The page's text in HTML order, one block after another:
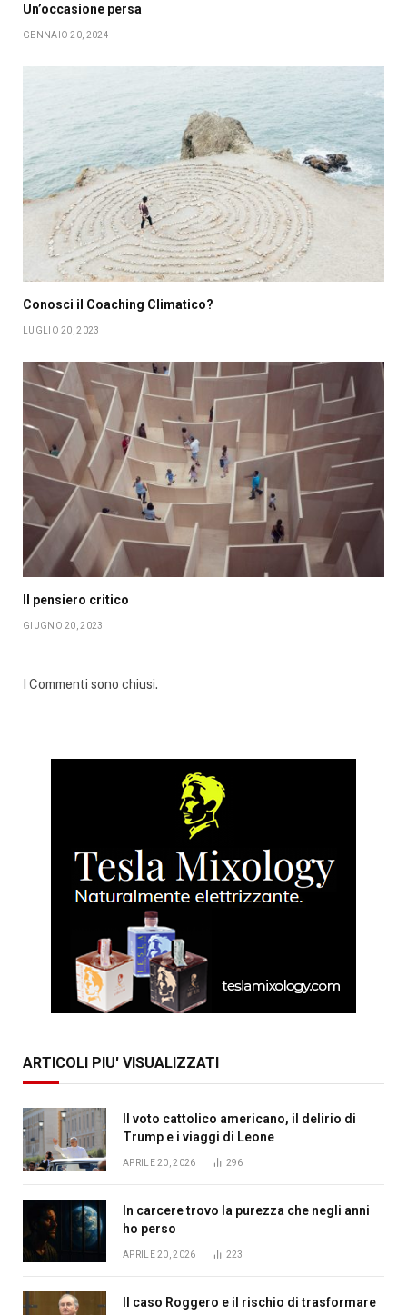
Un’occasione persa
GENNAIO 20, 2024
Conosci il Coaching Climatico?
LUGLIO 20, 2023
Il pensiero critico
GIUGNO 20, 2023
I Commenti sono chiusi.
ARTICOLI PIU' VISUALIZZATI
Il voto cattolico americano, il delirio di
Trump e i viaggi di Leone
APRILE 20, 2026 296
In carcere trovo la purezza che negli anni
ho perso
APRILE 20, 2026 223
Il caso Roggero e il rischio di trasformare